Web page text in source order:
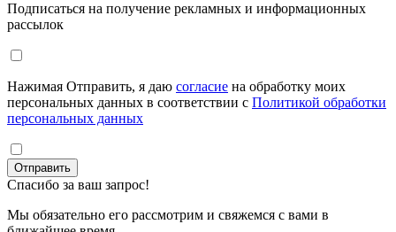
Подписаться на получение рекламных и информационных
рассылок
Нажимая Отправить, я даю согласие на обработку моих
персональных данных в соответствии с Политикой обработки
персональных данных
Отправить
Спасибо за ваш запрос!
Мы обязательно его рассмотрим и свяжемся с вами в